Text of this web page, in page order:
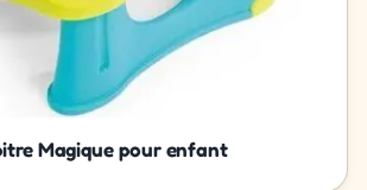
Magique pour enfant